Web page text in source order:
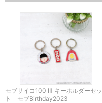
モブサイコ100 Ⅲ キーホルダーセッ
ト モブBirthday2023